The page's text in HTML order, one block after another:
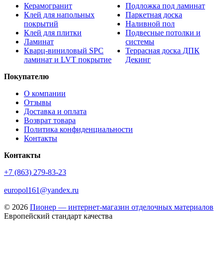
Керамогранит
Клей для напольных
покрытий
Клей для плитки
Ламинат
Кварц-виниловый SPC
ламинат и LVT покрытие
Подложка под ламинат
Паркетная доска
Наливной пол
Подвесные потолки и
системы
Террасная доска ДПК
Декинг
Покупателю
О компании
Отзывы
Доставка и оплата
Возврат товара
Политика конфиденциальности
Контакты
Контакты
+7 (863) 279-83-23
europol161@yandex.ru
© 2026 Пионер — интернет-магазин отделочных материалов
Европейский стандарт качества